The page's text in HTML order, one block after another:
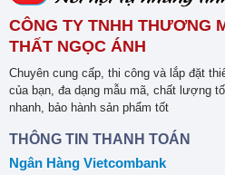
CÔNG TY TNHH THƯƠNG
THẤT NGỌC ÁNH
Chuyên cung cấp, thi công và lắp đặt
của bạn, đa dạng mẫu mã, chất lượng
nhanh, bảo hành sản phẩm tốt
THÔNG TIN THANH TOÁN
Ngân Hàng Vietcombank